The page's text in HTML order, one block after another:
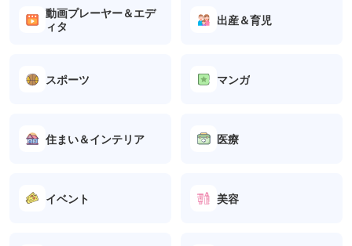
動画プレーヤー＆エデ
ィタ
出産＆育児
スポーツ マンガ
住まい＆インテリア 医療
イベント 美容